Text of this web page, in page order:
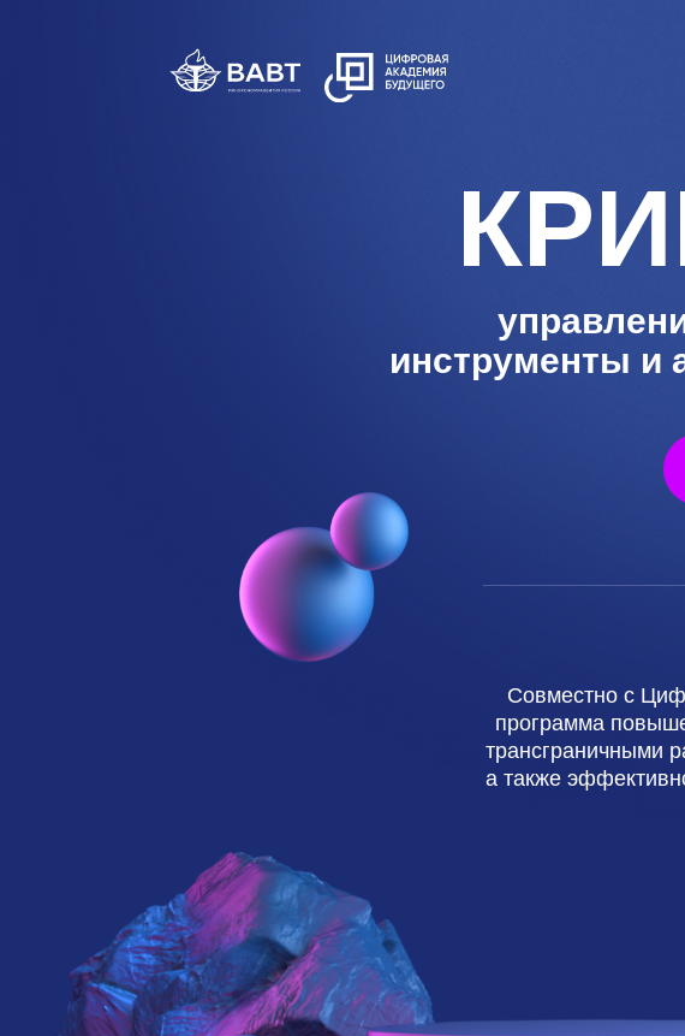
инструменты и
Совместно с
программа
трансграничными
а также